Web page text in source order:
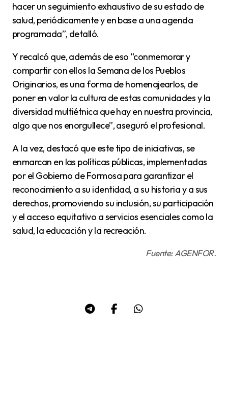
hacer unseguimiento exhaustivo de su estado de
salud, periódicamente y en base a una agenda
programada”, detalló.
Y recalcó que, además de eso “conmemorar y
compartir con ellos la Semana de los Pueblos
Originarios, es una forma de homenajearlos, de
poner en valor la cultura de estas comunidades y la
diversidad multiétnica que hay en nuestra provincia,
algo que nos enorgullece”, aseguró el profesional.
A la vez, destacó que este tipo de iniciativas, se
enmarcan en las políticas públicas, implementadas
por el Gobierno de Formosa para garantizar el
reconocimiento a su identidad, a su historia y a sus
derechos, promoviendo su inclusión, su participación
y el acceso equitativo a servicios esenciales como la
salud, la educación y la recreación.
Fuente: AGENFOR.